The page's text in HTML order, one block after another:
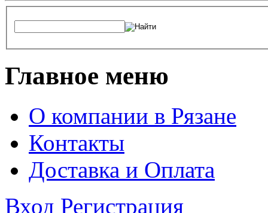
Главное меню
О компании в Рязане
Контакты
Доставка и Оплата
Вход Регистрация